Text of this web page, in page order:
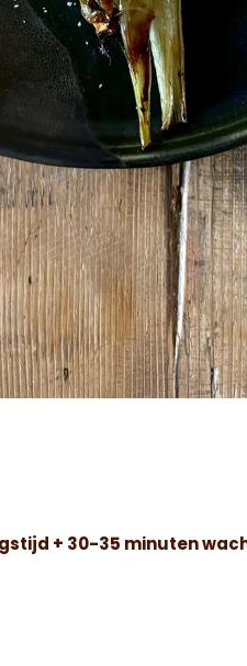
+ 30-35 minuten